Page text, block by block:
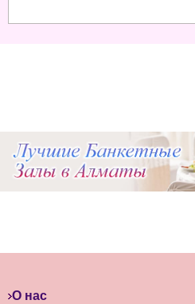
О нас